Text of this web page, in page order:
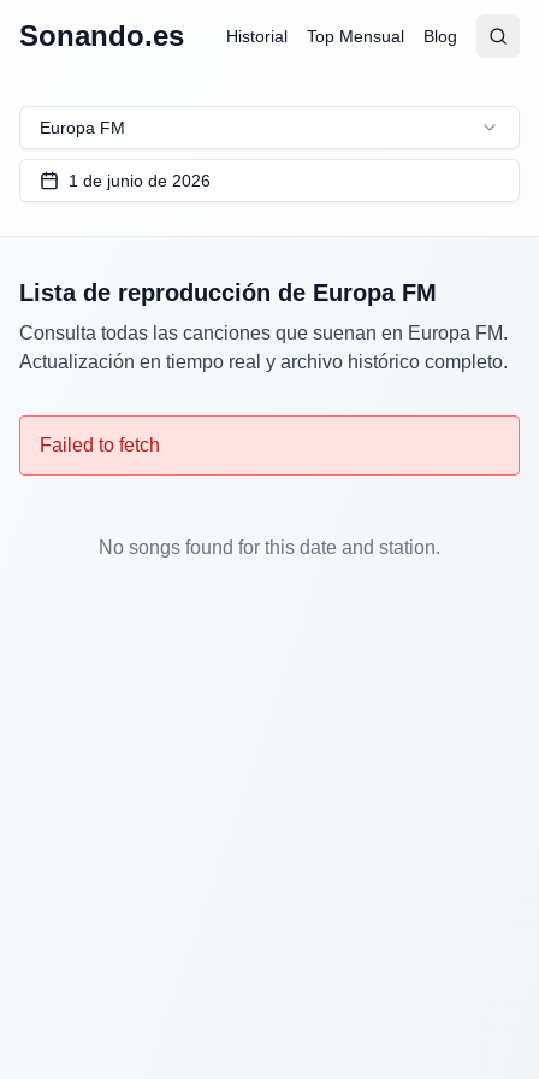
Sonando.es Historial Top Mensual Blog
Abrir
Europa FM
1 de junio de 2026
Lista de reproducción de Europa FM
Consulta todas las canciones que suenan en Europa FM.
Actualización en tiempo real y archivo histórico completo.
Failed to fetch
No songs found for this date and station.